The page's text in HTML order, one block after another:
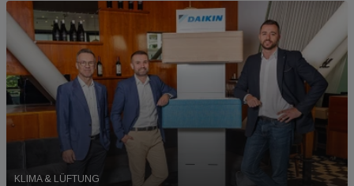
KLIMA & LÜFTUNG